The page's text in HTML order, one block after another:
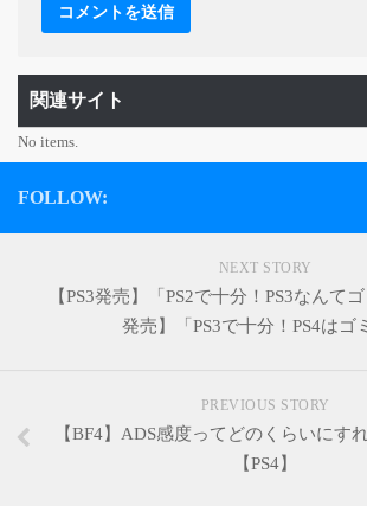
関連サイト
No items.
FOLLOW:
NEXT STORY
【PS3発売】「PS2で十分！PS3なんて
発売】「PS3で十分！PS4はゴ
PREVIOUS STORY
【BF4】ADS感度ってどのくらいにす
【PS4】